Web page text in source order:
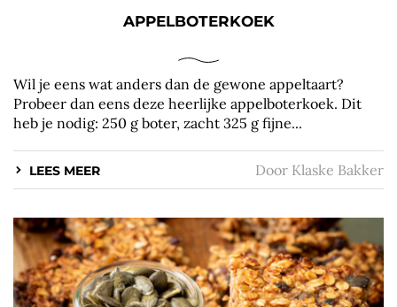
APPELBOTERKOEK
Wil je eens wat anders dan de gewone appeltaart?
Probeer dan eens deze heerlijke appelboterkoek. Dit
heb je nodig: 250 g boter, zacht 325 g fijne...
LEES MEER Door Klaske Bakker